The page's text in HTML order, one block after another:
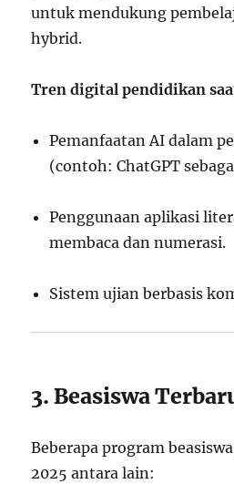
untuk mendukung
hybrid.
Tren digital pendidikan
Pemanfaatan AI dalam
(contoh: ChatGPT
Penggunaan aplikasi
membaca dan numerasi.
Sistem ujian berbasis
3. Beasiswa
Beberapa program
2025 antara lain: